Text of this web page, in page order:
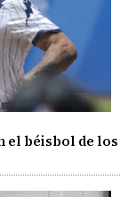
el béisbol de los